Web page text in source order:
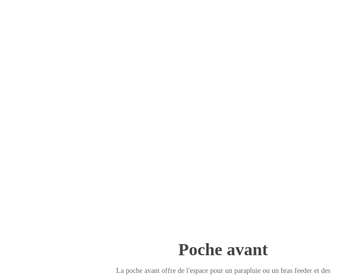
Poche avant
La poche avant offre de l'espace pour un parapluie ou un bras feeder et des